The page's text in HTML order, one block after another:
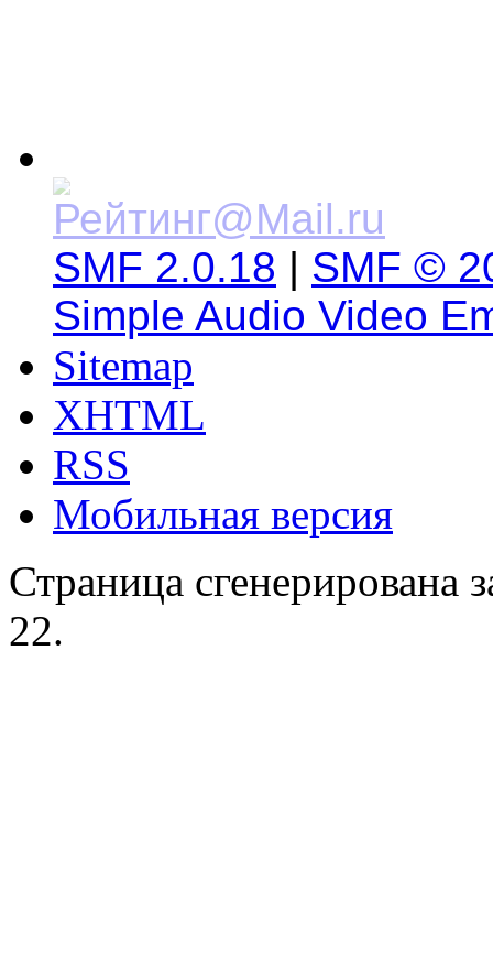
SMF 2.0.18 | SMF ©
Simple Audio Video
Sitemap
XHTML
RSS
Мобильная версия
Страница сгенерирована
22.